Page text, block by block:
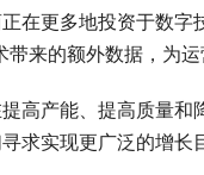
在更多地投资于数字
来的额外数据，为运
高产能、提高质量和
求实现更广泛的增长